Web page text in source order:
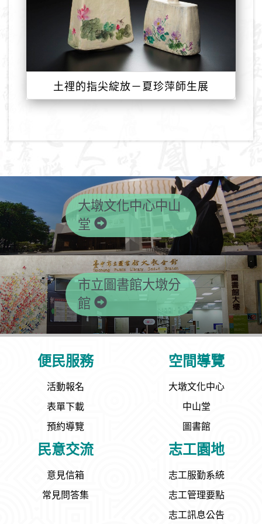
土𥚃的指尖綻放－夏珍萍師生展
大墩文化中心中山
堂
市立圖書館大墩分
館
便民服務
活動報名
表單下載
預約導覽
空間導覽
大墩文化中心
中山堂
圖書館
民意交流
意見信箱
常見問答集
志工園地
志工服勤系統
志工管理要點
志工訊息公告